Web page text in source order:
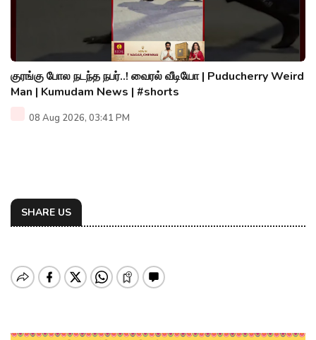
குரங்கு போல நடந்த நபர்..! வைரல் வீடியோ | Puducherry Weird
Man | Kumudam News | #shorts
08 Aug 2026, 03:41 PM
SHARE US